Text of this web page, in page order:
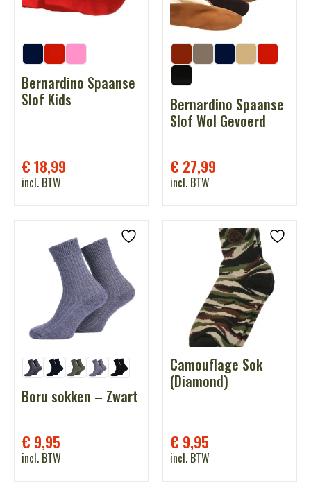
Bernardino Spaanse
Slof Kids
€18,99
incl. BTW
Bernardino Spaanse
Slof Wol Gevoerd
€ 27,99
incl. BTW
Boru sokken – Zwart
€ 9,95
incl. BTW
Camouflage Sok
(Diamond)
€ 9,95
incl. BTW